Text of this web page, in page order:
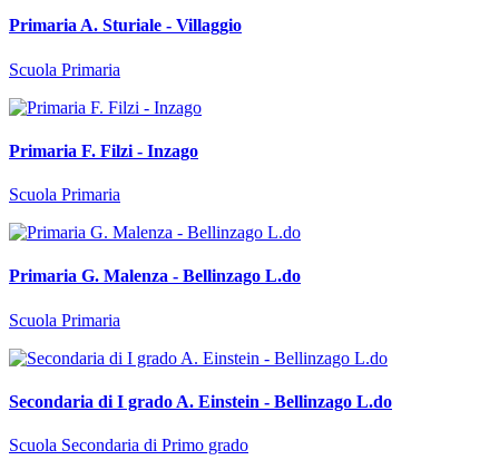
Primaria A. Sturiale - Villaggio
Scuola Primaria
Primaria F. Filzi - Inzago
Scuola Primaria
Primaria G. Malenza - Bellinzago L.do
Scuola Primaria
Secondaria di I grado A. Einstein - Bellinzago L.do
Scuola Secondaria di Primo grado